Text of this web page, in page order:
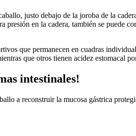
justo debajo de la joroba de la
presión en la cadera, también se puede
que permanecen en cuadras
que otros tienen acidez estomacal
intestinales!
a reconstruir la mucosa gástrica